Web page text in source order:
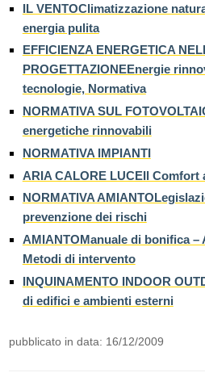
IL VENTOClimatizzazione
energia pulita
EFFICIENZA ENERGETICA
PROGETTAZIONEEnergie
tecnologie, Normativa
NORMATIVA SUL
energetiche rinnovabili
NORMATIVA IMPIANTI
ARIA CALORE LUCEIl Comfort
NORMATIVA
prevenzione dei rischi
AMIANTOManuale di bonifica –
Metodi di intervento
INQUINAMENTO INDOOR
di edifici e ambienti esterni
pubblicato in data: 16/12/2009